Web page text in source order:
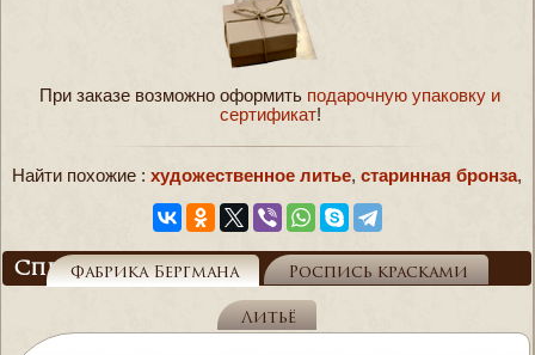
При заказе возможно оформить подарочную упаковку и
сертификат!
Найти похожие : художественное литье, старинная бронза,
Справочник
Фабрика Бергмана Роспись красками
Литьё